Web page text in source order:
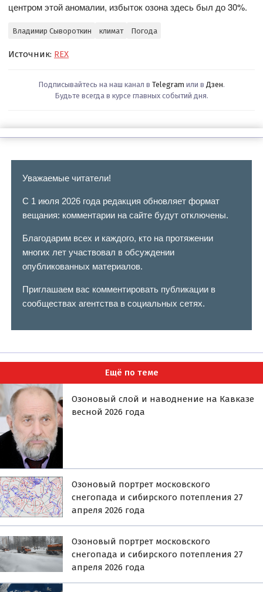
центром этой аномалии, избыток озона здесь был до 30%.
Владимир Сывороткин климат Погода
Источник: REX
Подписывайтесь на наш канал в Telegram или в Дзен.
Будьте всегда в курсе главных событий дня.
Уважаемые читатели!
С 1 июля 2026 года редакция обновляет формат
вещания: комментарии на сайте будут отключены.
Благодарим всех и каждого, кто на протяжении
многих лет участвовал в обсуждении
опубликованных материалов.
Приглашаем вас комментировать публикации в
сообществах агентства в социальных сетях.
Ещё по теме
Озоновый слой и наводнение на Кавказе
весной 2026 года
Озоновый портрет московского
снегопада и сибирского потепления 27
апреля 2026 года
Озоновый портрет московского
снегопада и сибирского потепления 27
апреля 2026 года